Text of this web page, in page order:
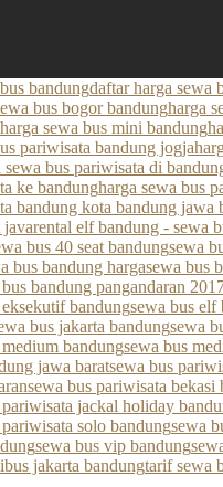
bandungdaftar harga sewa
bus bogor bandungharga
harga sewa bus mini bandung
pariwisata bandung jogja
sewa bus pariwisata di
ke bandungharga sewa bus
bandung kota bandung jawa
rental elf bandung - sewa
bus 40 seat bandungsewa
bus bandung hargasewa bus
bandung pangandaran
bandungsewa bus elf
bus jakarta bandungsewa
bandungsewa bus
jawa baratsewa bus
sewa bus pariwisata bekasi
pariwisata jackal holiday
solo bandungsewa
sewa bus vip bandung
jakarta bandungtarif sewa